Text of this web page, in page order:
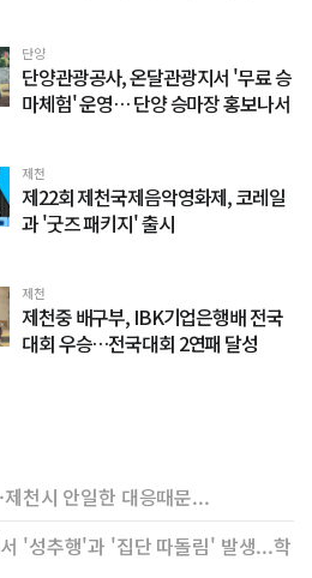
단양
단양관광공사, 온달관광지서 '무료 승
마체험' 운영… 단양 승마장 홍보나서
제천
제22회 제천국제음악영화제, 코레일
과 '굿즈 패키지' 출시
제천
제천중 배구부, IBK기업은행배 전국
대회 우승…전국대회 2연패 달성
제천시 안일한 대응때문...
'성추행'과 '집단 따돌림' 발생...학